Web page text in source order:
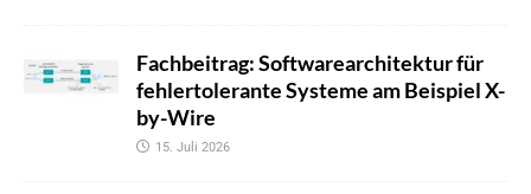
Fachbeitrag: Softwarearchitektur für
fehlertolerante Systeme am Beispiel X-
by-Wire
15. Juli 2026